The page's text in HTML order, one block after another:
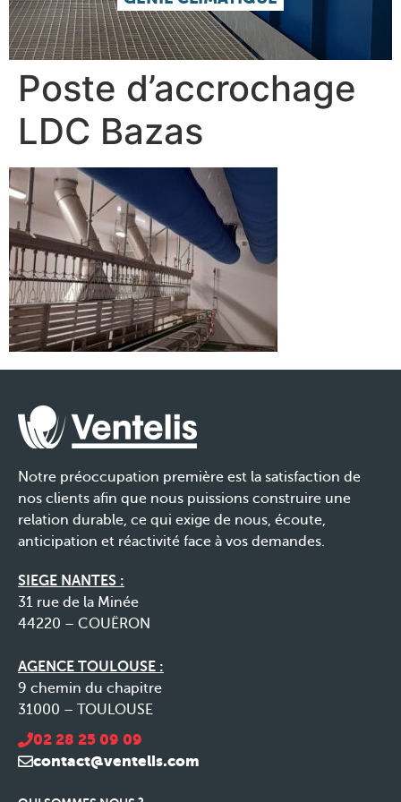
Poste d’accrochage
LDC Bazas
Notre préoccupation première est la satisfaction de
nos clients afin que nous puissions construire une
relation durable, ce qui exige de nous, écoute,
anticipation et réactivité face à vos demandes.
SIEGE NANTES :
31 rue de la Minée
44220 – COUËRON
AGENCE TOULOUSE :
9 chemin du chapitre
31000 – TOULOUSE
02 28 25 09 09
contact@ventelis.com